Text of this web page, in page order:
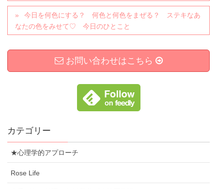
今日を何色にする？ 何色と何色をまぜる？ ステキなあ
なたの色をみせて♡ 今日のひとこと
お問い合わせはこちら
カテゴリー
★心理学的アプローチ
Rose Life